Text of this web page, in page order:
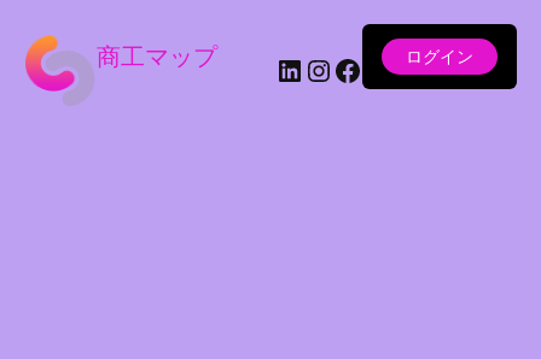
商工マップ LinkedIn Instagram Facebook ログイン